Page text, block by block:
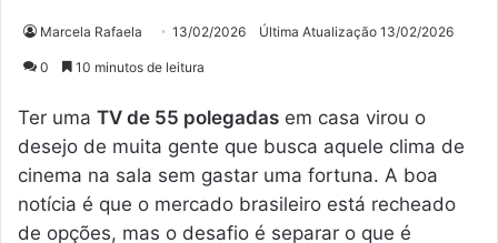
Marcela Rafaela 13/02/2026 Última Atualização 13/02/2026
0 10 minutos de leitura
Ter uma TV de 55 polegadas em casa virou o
desejo de muita gente que busca aquele clima de
cinema na sala sem gastar uma fortuna. A boa
notícia é que o mercado brasileiro está recheado
de opções, mas o desafio é separar o que é